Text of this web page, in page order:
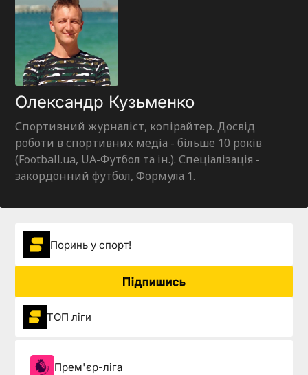
Олександр Кузьменко
Спортивний журналіст, копірайтер. Досвід
роботи в спортивних медіа - більше 10 років
(Football.ua, UA-Футбол та ін.). Спеціалізація -
закордонний футбол, Формула 1.
Поринь у спорт!
Підпишись
ТОП ліги
Прем'єр-ліга